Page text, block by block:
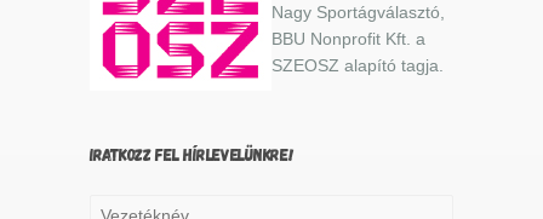
Nagy Sportágválasztó,
BBU Nonprofit Kft. a
SZEOSZ alapító tagja.
IRATKOZZ FEL HÍRLEVELÜNKRE!